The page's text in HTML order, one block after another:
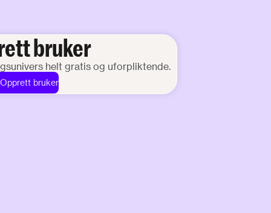
bruker
helt gratis og uforpliktende.
Opprett bruker